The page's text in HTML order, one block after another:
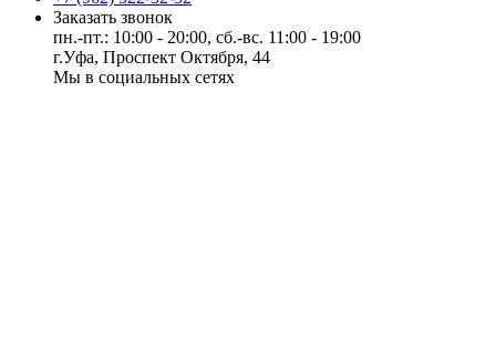
Заказать звонок
пн.-пт.: 10:00 - 20:00, сб.-вс. 11:00 - 19:00
г.Уфа, Проспект Октября, 44
Мы в социальных сетях